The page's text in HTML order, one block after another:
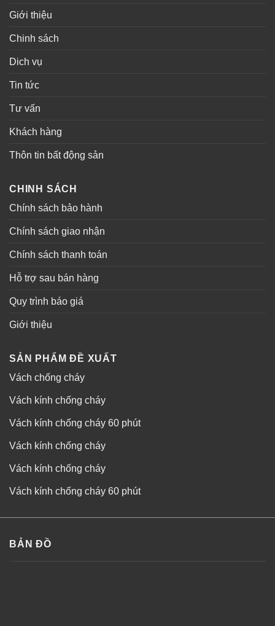
Giới thiệu
Chinh sách
Dich vụ
Tin tức
Tư vấn
Khách hàng
Thôn tin bất động sản
CHINH SÁCH
Chính sách bảo hành
Chính sách giao nhận
Chính sách thanh toán
Hỗ trợ sau bán hàng
Quy trình báo giá
Giới thiệu
SẢN PHẨM ĐỀ XUẤT
Vách chống cháy
Vách kính chống cháy
Vách kính chống cháy 60 phút
Vách kính chống cháy
Vách kính chống cháy
Vách kính chống cháy 60 phút
BẢN ĐỒ